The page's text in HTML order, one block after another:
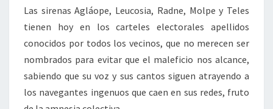
Las sirenas Agláope, Leucosia, Radne, Molpe y Teles
tienen hoy en los carteles electorales apellidos
conocidos por todos los vecinos, que no merecen ser
nombrados para evitar que el maleficio nos alcance,
sabiendo que su voz y sus cantos siguen atrayendo a
los navegantes ingenuos que caen en sus redes, fruto